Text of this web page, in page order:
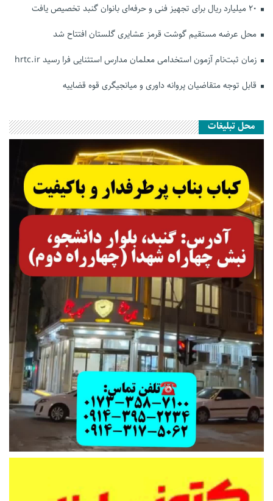
محل عرضه مستقیم گوشت قرمز عشایری گلستان افتتاح شد
زمان ثبت‌نام آزمون استخدامی معلمان مدارس استثنایی فرا رسید hrtc.ir
قابل توجه متقاضیان پروانه داوری و میانجیگری قوه قضاییه
محل تبلیغات